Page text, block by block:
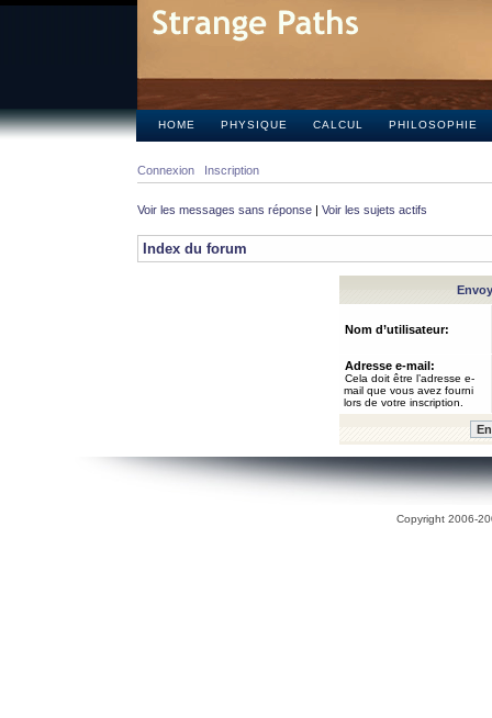
HOME PHYSIQUE CALCUL PHILOSOPHIE
Connexion Inscription
Voir les messages sans réponse | Voir les sujets actifs
Index du forum
Nom d’utilisateur:
Adresse e-mail:
Cela doit être l’adresse e-
mail que vous avez fourni
lors de votre inscription.
Copyright 2006-